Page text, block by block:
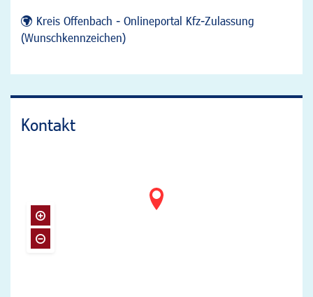
Kreis Offenbach - Onlineportal Kfz-Zulassung
(Wunschkennzeichen)
Kontakt